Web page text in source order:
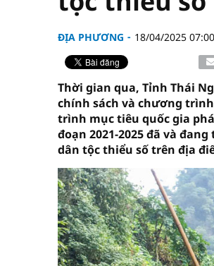
ĐỊA PHƯƠNG 18/04/2025 07:00
Thời gian qua, Tỉnh Thái
chính sách và chương
trình mục tiêu quốc gia
đoạn 2021-2025 đã và
dân tộc thiểu số trên địa